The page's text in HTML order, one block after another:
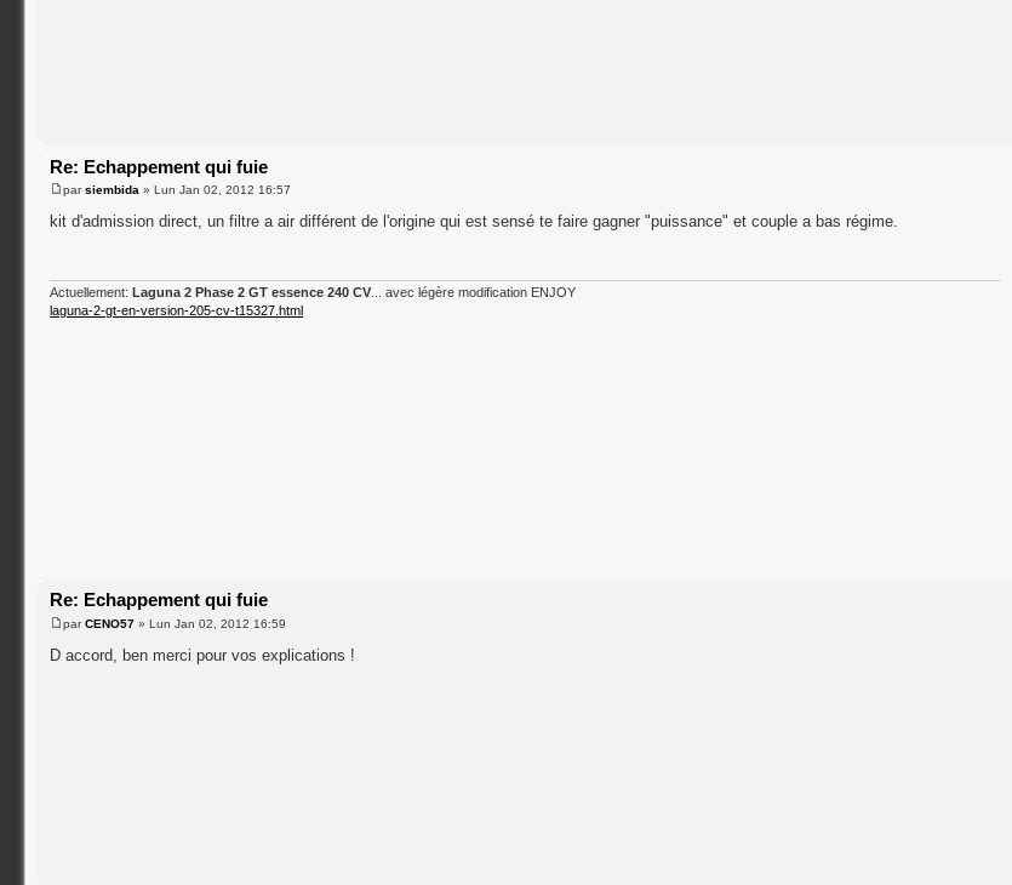
Re: Echappement qui fuie
parsiembida » Lun Jan 02, 2012 16:57
kit d'admission direct, un filtre a air différent de l'origine qui est sensé te faire gagner "puissance" et couple a bas régime.
Actuellement:Laguna 2 Phase 2 GT essence 240 CV ... avec légère modification ENJOY
laguna-2-gt-en-version-205-cv-t15327.html
Re: Echappement qui fuie
parCENO57 » Lun Jan 02, 2012 16:59
D accord, ben merci pour vos explications !